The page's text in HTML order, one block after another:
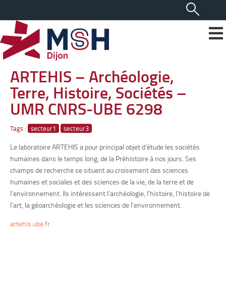
ARTEHIS – Archéologie,
Terre, Histoire, Sociétés –
UMR CNRS-UBE 6298
Tags : secteur1 secteur3
Le laboratoire ARTEHIS a pour principal objet d’étude les sociétés
humaines dans le temps long, de la Préhistoire à nos jours. Ses
champs de recherche se situent au croisement des sciences
humaines et sociales et des sciences de la vie, de la terre et de
l’environnement. Ils intéressent l’archéologie, l’histoire, l’histoire de
l’art, la géoarchéologie et les sciences de l’environnement.
artehis.ube.fr